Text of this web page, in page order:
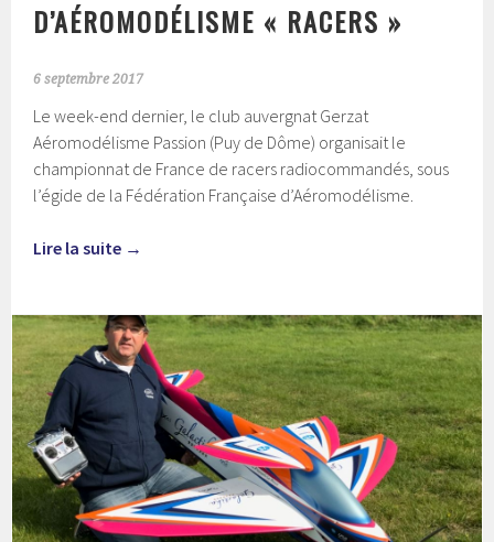
D’AÉROMODÉLISME « RACERS »
6 septembre 2017
Le week-end dernier, le club auvergnat Gerzat
Aéromodélisme Passion (Puy de Dôme) organisait le
championnat de France de racers radiocommandés, sous
l’égide de la Fédération Française d’Aéromodélisme.
Lire la suite →